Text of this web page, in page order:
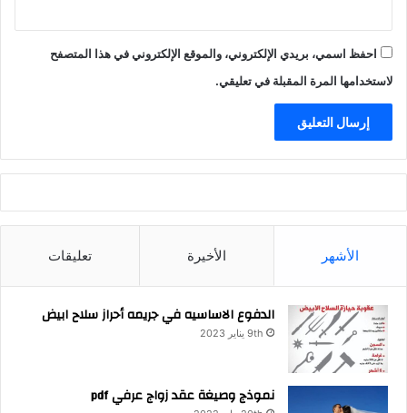
2
0
ا
ن
1
5
س
احفظ اسمي، بريدي الإلكتروني، والموقع الإلكتروني في هذا المتصفح
لاستخدامها المرة المقبلة في تعليقي.
الأشهر الأخيرة تعليقات
الدفوع الاساسيه في جريمه أحراز سلاح ابيض
9th يناير 2023
نموذج وصيغة عقد زواج عرفي pdf